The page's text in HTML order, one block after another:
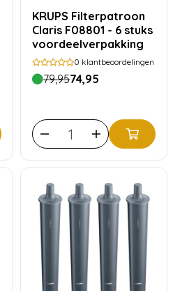
KRUPS Filterpatroon
Claris F08801 - 6 stuks
voordeelverpakking
0 klantbeoordelingen
79,9574,95